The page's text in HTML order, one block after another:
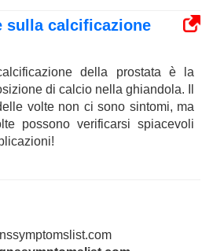
sulla calcificazione
della prostata è la
di calcio nella ghiandola. Il
volte non ci sono sintomi, ma
possono verificarsi spiacevoli